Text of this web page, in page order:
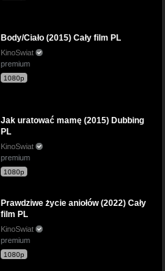
Body/Ciało (2015) Cały film PL
KinoSwiat
premium
1080p
Jak uratować mamę (2015) Dubbing
PL
KinoSwiat
premium
1080p
Prawdziwe życie aniołów (2022) Cały
film PL
KinoSwiat
premium
1080p